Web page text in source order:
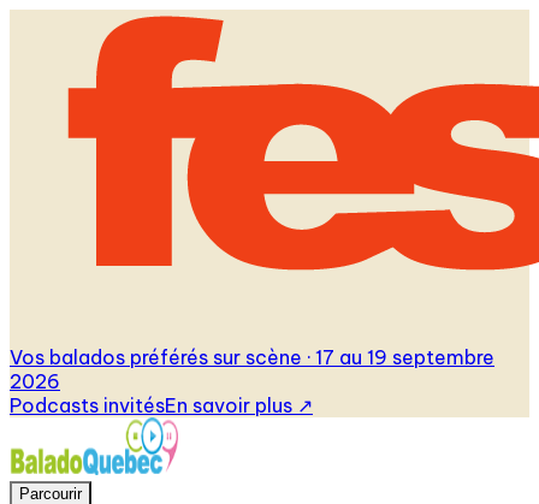
Vos balados préférés sur scène · 17 au 19 septembre
2026
Podcasts invitésEn savoir plus ↗
Parcourir